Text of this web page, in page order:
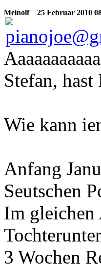
Meinolf 25 Februar 2010
Stefan,
Wie kann
Anfang
Seutschen
Im gleichen
3 Wochen